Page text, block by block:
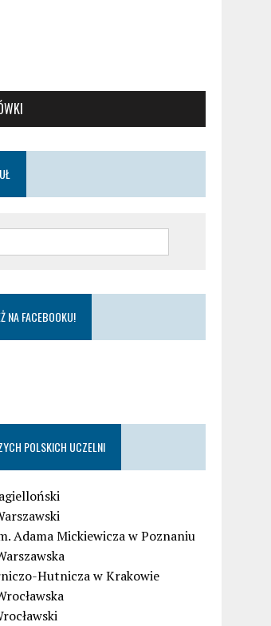
NA FACEBOOKU!
POLSKICH UCZELNI
Adama Mickiewicza w Poznaniu
Hutnicza w Krakowie